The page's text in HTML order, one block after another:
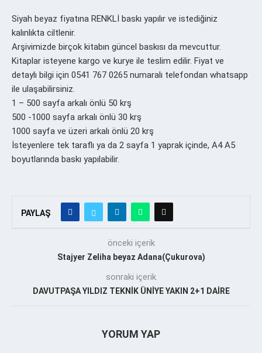
Siyah beyaz fiyatına RENKLİ baskı yapılır ve istediğiniz
kalınlıkta ciltlenir.
Arşivimizde birçok kitabın güncel baskısı da mevcuttur.
Kitaplar isteyene kargo ve kurye ile teslim edilir. Fiyat ve
detaylı bilgi için 0541 767 0265 numaralı telefondan whatsapp
ile ulaşabilirsiniz.
1 – 500 sayfa arkalı önlü 50 krş
500 -1000 sayfa arkalı önlü 30 krş
1000 sayfa ve üzeri arkalı önlü 20 krş
İsteyenlere tek taraflı ya da 2 sayfa 1 yaprak içinde, A4 A5
boyutlarında baskı yapılabilir.
PAYLAŞ
önceki içerik
Stajyer Zeliha beyaz Adana(Çukurova)
sonraki içerik
DAVUTPAŞA YILDIZ TEKNİK ÜNİYE YAKIN 2+1 DAİRE
YORUM YAP